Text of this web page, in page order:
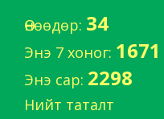
Өнөөдөр: 34
Энэ 7 хоног: 1671
Энэ сар: 2298
Нийт таталт